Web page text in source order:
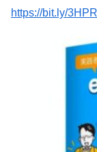
https://bit.ly/